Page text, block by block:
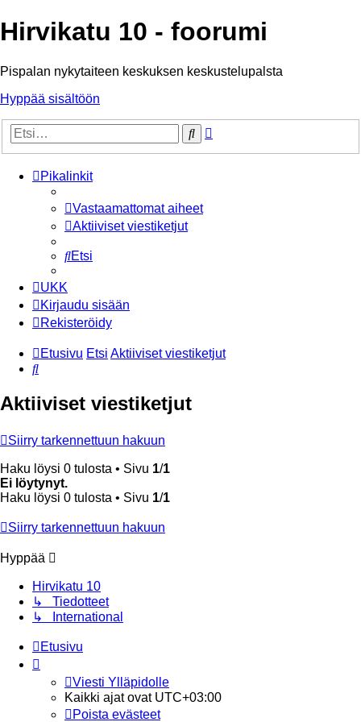
Hirvikatu 10 - foorumi
Pispalan nykytaiteen keskuksen keskustelupalsta
Hyppää sisältöön
Etsi
Pikalinkit
Vastaamattomat aiheet
Aktiiviset viestiketjut
Etsi
UKK
Kirjaudu sisään
Rekisteröidy
Etusivu Etsi Aktiiviset viestiketjut
Etsi
Aktiiviset viestiketjut
Siirry tarkennettuun hakuun
Haku löysi 0 tulosta • Sivu 1/1
Ei löytynyt.
Haku löysi 0 tulosta • Sivu 1/1
Siirry tarkennettuun hakuun
Hyppää
Hirvikatu 10
↳ Tiedotteet
↳ International
Etusivu
Viesti Ylläpidolle
Kaikki ajat ovat UTC+03:00
Poista evästeet